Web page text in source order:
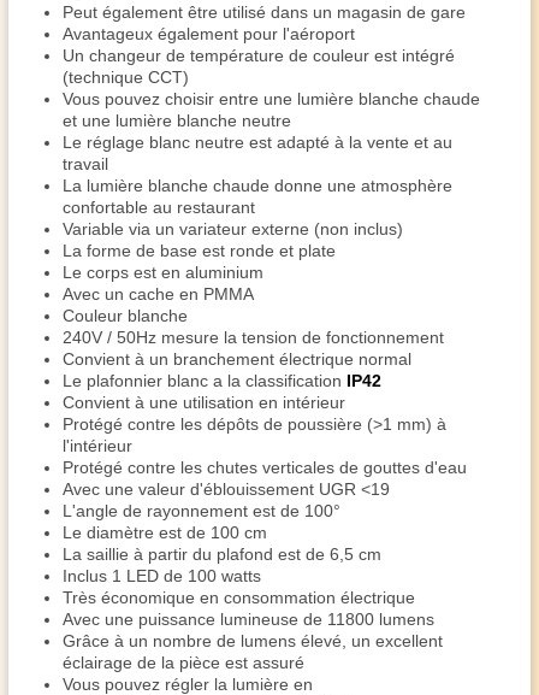
Peut également être utilisé dans un magasin de gare
Avantageux également pour l'aéroport
Un changeur de température de couleur est intégré
(technique CCT)
Vous pouvez choisir entre une lumière blanche chaude
et une lumière blanche neutre
Le réglage blanc neutre est adapté à la vente et au
travail
La lumière blanche chaude donne une atmosphère
confortable au restaurant
Variable via un variateur externe (non inclus)
La forme de base est ronde et plate
Le corps est en aluminium
Avec un cache en PMMA
Couleur blanche
240V / 50Hz mesure la tension de fonctionnement
Convient à un branchement électrique normal
Le plafonnier blanc a la classification IP42
Convient à une utilisation en intérieur
Protégé contre les dépôts de poussière (>1 mm) à
l'intérieur
Protégé contre les chutes verticales de gouttes d'eau
Avec une valeur d'éblouissement UGR <19
L'angle de rayonnement est de 100°
Le diamètre est de 100 cm
La saillie à partir du plafond est de 6,5 cm
Inclus 1 LED de 100 watts
Très économique en consommation électrique
Avec une puissance lumineuse de 11800 lumens
Grâce à un nombre de lumens élevé, un excellent
éclairage de la pièce est assuré
Vous pouvez régler la lumière en